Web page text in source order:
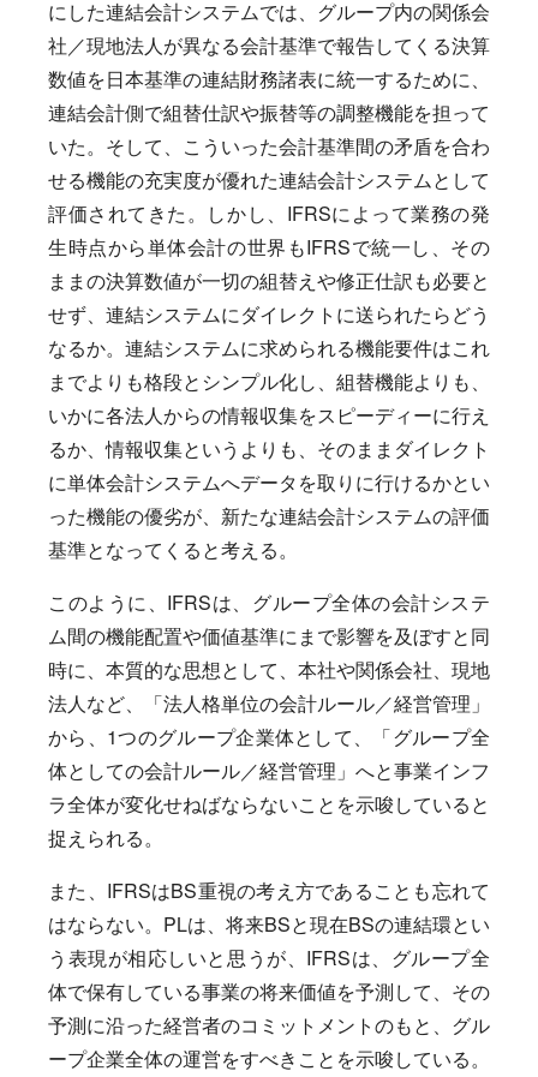
にした連結会計システムでは、グループ内の関係会
社／現地法人が異なる会計基準で報告してくる決算
数値を日本基準の連結財務諸表に統一するために、
連結会計側で組替仕訳や振替等の調整機能を担って
いた。そして、こういった会計基準間の矛盾を合わ
せる機能の充実度が優れた連結会計システムとして
評価されてきた。しかし、IFRSによって業務の発
生時点から単体会計の世界もIFRSで統一し、その
ままの決算数値が一切の組替えや修正仕訳も必要と
せず、連結システムにダイレクトに送られたらどう
なるか。連結システムに求められる機能要件はこれ
までよりも格段とシンプル化し、組替機能よりも、
いかに各法人からの情報収集をスピーディーに行え
るか、情報収集というよりも、そのままダイレクト
に単体会計システムへデータを取りに行けるかとい
った機能の優劣が、新たな連結会計システムの評価
基準となってくると考える。
このように、IFRSは、グループ全体の会計システ
ム間の機能配置や価値基準にまで影響を及ぼすと同
時に、本質的な思想として、本社や関係会社、現地
法人など、「法人格単位の会計ルール／経営管理」
から、1つのグループ企業体として、「グループ全
体としての会計ルール／経営管理」へと事業インフ
ラ全体が変化せねばならないことを示唆していると
捉えられる。
また、IFRSはBS重視の考え方であることも忘れて
はならない。PLは、将来BSと現在BSの連結環とい
う表現が相応しいと思うが、IFRSは、グループ全
体で保有している事業の将来価値を予測して、その
予測に沿った経営者のコミットメントのもと、グル
ープ企業全体の運営をすべきことを示唆している。